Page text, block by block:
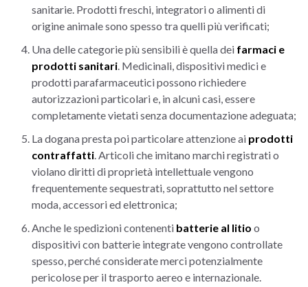
sanitarie. Prodotti freschi, integratori o alimenti di
origine animale sono spesso tra quelli più verificati;
Una delle categorie più sensibili è quella dei farmaci e
prodotti sanitari. Medicinali, dispositivi medici e
prodotti parafarmaceutici possono richiedere
autorizzazioni particolari e, in alcuni casi, essere
completamente vietati senza documentazione adeguata;
La dogana presta poi particolare attenzione ai prodotti
contraffatti. Articoli che imitano marchi registrati o
violano diritti di proprietà intellettuale vengono
frequentemente sequestrati, soprattutto nel settore
moda, accessori ed elettronica;
Anche le spedizioni contenenti batterie al litio o
dispositivi con batterie integrate vengono controllate
spesso, perché considerate merci potenzialmente
pericolose per il trasporto aereo e internazionale.